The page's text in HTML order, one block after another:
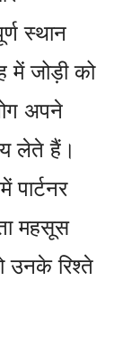
स्थान
में जोड़ी को
अपने
लेते हैं।
महसूस
उनके रिश्ते